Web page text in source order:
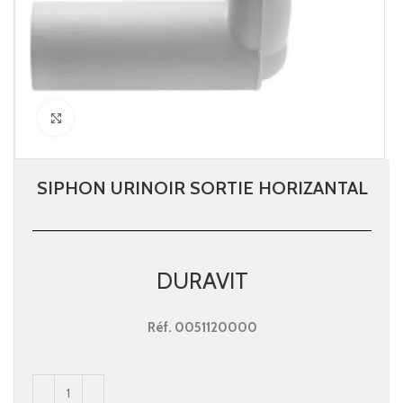
SIPHON URINOIR SORTIE HORIZANTAL
DURAVIT
Réf. 0051120000